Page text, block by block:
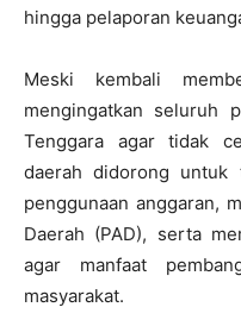
hingga pelaporan
Meski kembali
mengingatkan seluruh
Tenggara agar tidak
daerah didorong untuk
penggunaan anggaran,
Daerah (PAD), serta
agar manfaat
masyarakat.